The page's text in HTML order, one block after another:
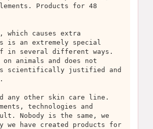
Products for 48
which causes extra
is an extremely special
in several different ways.
animals and does not
scientifically justified and
any other skin care line.
technologies and
Nobody is the same, we
have created products for